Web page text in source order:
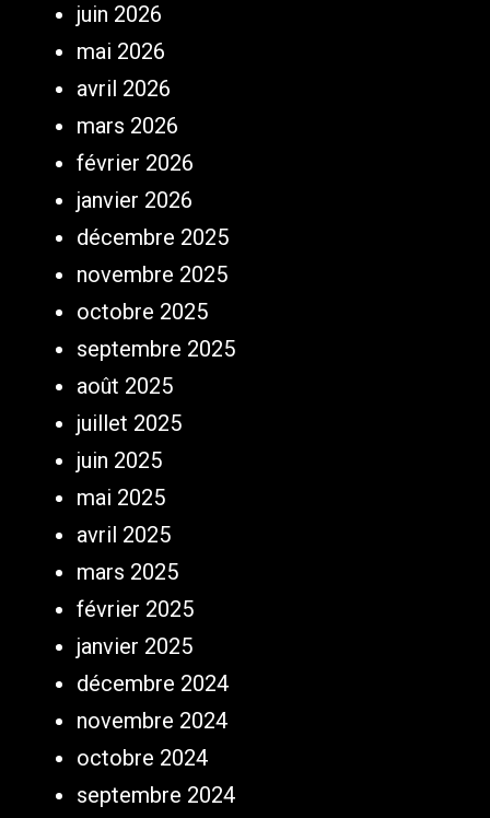
juin 2026
mai 2026
avril 2026
mars 2026
février 2026
janvier 2026
décembre 2025
novembre 2025
octobre 2025
septembre 2025
août 2025
juillet 2025
juin 2025
mai 2025
avril 2025
mars 2025
février 2025
janvier 2025
décembre 2024
novembre 2024
octobre 2024
septembre 2024